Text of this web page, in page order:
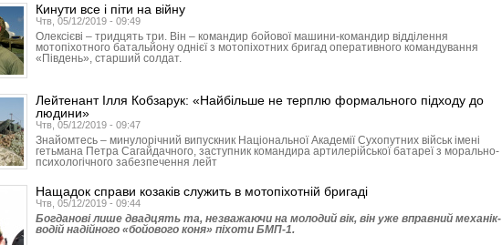
Кинути все і піти на війну
Чтв, 05/12/2019 - 09:49
Олексієві – тридцять три. Він – командир бойової машини-командир відділення
мотопіхотного батальйону однієї з мотопіхотних бригад оперативного командування
«Південь», старший солдат.
Лейтенант Ілля Кобзарук: «Найбільше не терплю формального підходу до
людини»
Чтв, 05/12/2019 - 09:47
Знайомтесь – минулорічний випускник Національної Академії Сухопутних військ імені
гетьмана Петра Сагайдачного, заступник командира артилерійської батареї з морально-
психологічного забезпечення лейт
Нащадок справи козаків служить в мотопіхотній бригаді
Чтв, 05/12/2019 - 09:44
Богданові лише двадцять та, незважаючи на молодий вік, він уже вправний механік-
водій надійного «бойового коня» піхоти БМП-1.